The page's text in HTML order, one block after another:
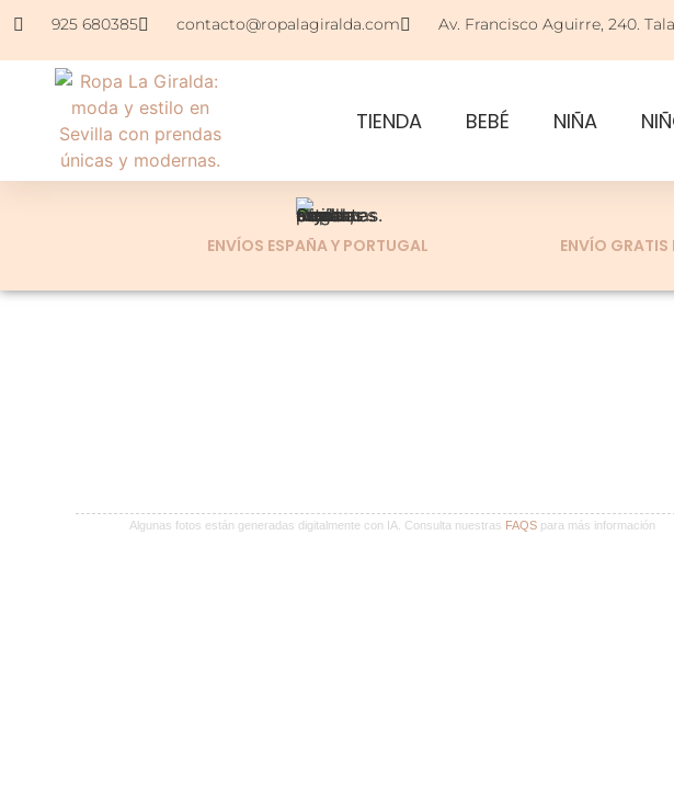
925 680385 contacto@ropalagiralda.com Av. Francisco Aguirre, 240.
TIENDA BEBÉ NIÑA
ENVÍOS ESPAÑA Y PORTUGAL ENVÍO GRATIS
Algunas fotos están generadas digitalmente con IA. Consulta nuestras FAQSpara más información